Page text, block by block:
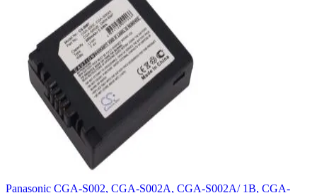
Panasonic CGA-S002, CGA-S002A, CGA-S002A/ 1B, CGA-